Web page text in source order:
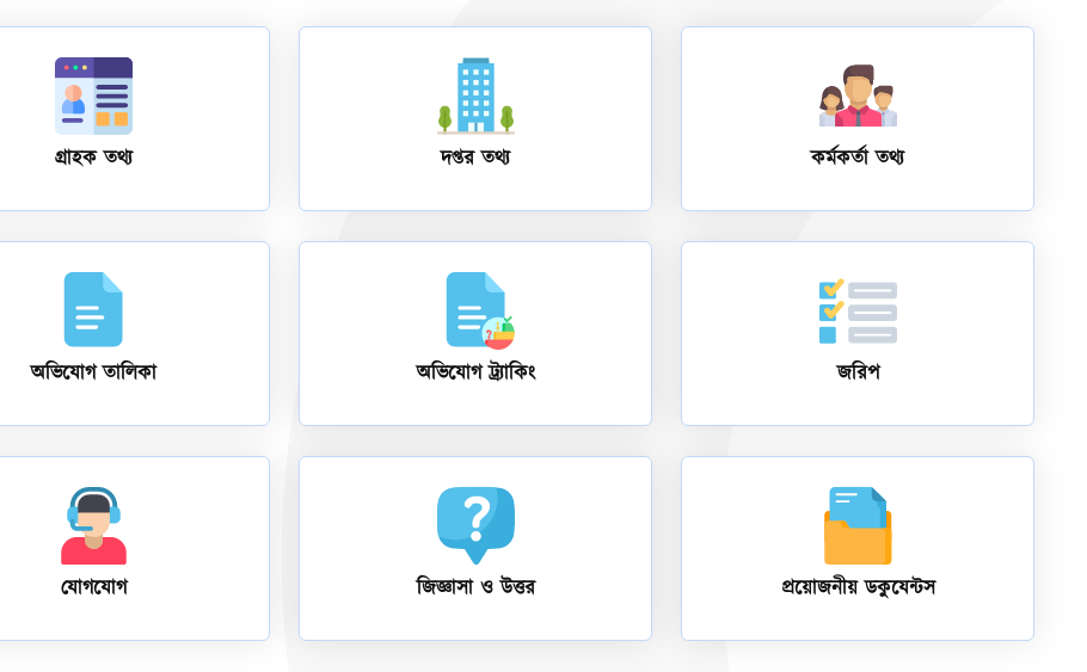
গ্রাহক তথ্য দপ্তর তথ্য কর্মকর্তা তথ্য
অভিযোগ তালিকা অভিযোগ ট্র্যাকিং জরিপ
যোগযোগ জিজ্ঞাসা ও উত্তর প্রয়োজনীয় ডকুযেন্টস